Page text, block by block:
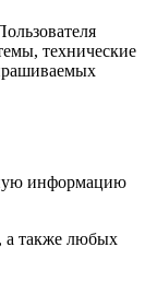
технические
информацию
а также любых